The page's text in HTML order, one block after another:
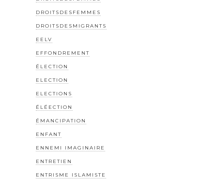
DROITSDESFEMMES
DROITSDESMIGRANTS
EELV
EFFONDREMENT
ÉLECTION
ELECTION
ELECTIONS
ÉLÉECTION
ÉMANCIPATION
ENFANT
ENNEMI IMAGINAIRE
ENTRETIEN
ENTRISME ISLAMISTE